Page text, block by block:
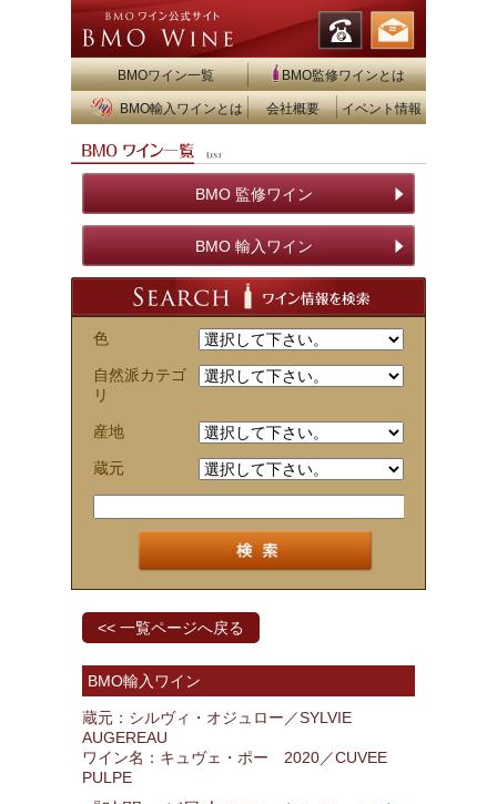
BMOワイン一覧 BMO監修ワインとは
BMO輸入ワインとは 会社概要 イベント情報
BMO 監修ワイン
BMO 輸入ワイン
色
自然派カテゴ
リ
産地
蔵元
<< 一覧ページへ戻る
BMO輸入ワイン
蔵元：シルヴィ・オジュロー／SYLVIE
AUGEREAU
ワイン名：キュヴェ・ポー 2020／CUVEE
PULPE